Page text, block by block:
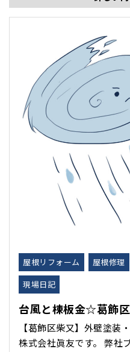
ら雨が漏れないようにす
屋根リフォーム 屋根修理
現場日記
台風と棟板金☆葛飾
【葛飾区柴又】外壁塗装
株式会社眞友です。 弊社ブログをご覧いただきありが